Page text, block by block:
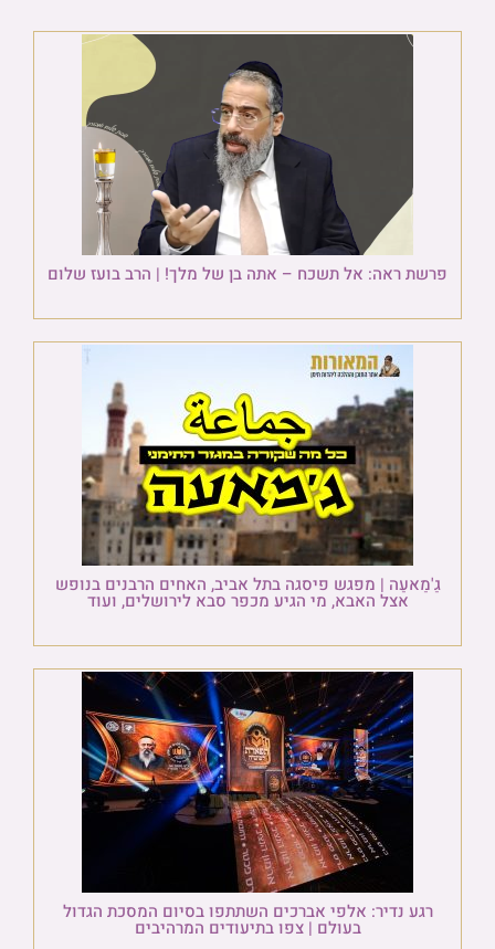
פרשת ראה: אל תשכח – אתה בן של מלך! | הרב בועז שלום
גַ'מַאעַה | מפגש פיסגה בתל אביב, האחים הרבנים בנופש
אצל האבא, מי הגיע מכפר סבא לירושלים, ועוד
רגע נדיר: אלפי אברכים השתתפו בסיום המסכת הגדול
בעולם | צפו בתיעודים המרהיבים